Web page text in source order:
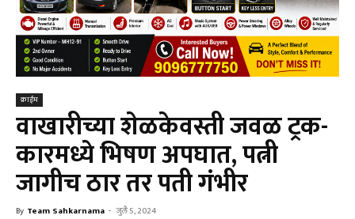
क्राईम
वाखारीच्या शेळकेवस्ती जवळ ट्रक-
कारमध्ये भिषण अपघात, पत्नी
जागीच ठार तर पती गंभीर
By Team Sahkarnama - जुलै 5, 2024